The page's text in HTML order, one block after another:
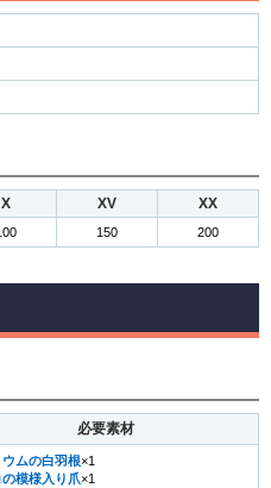
X XV XX
150 200
必要素材
ウムの白羽根×1
模様入り爪×1